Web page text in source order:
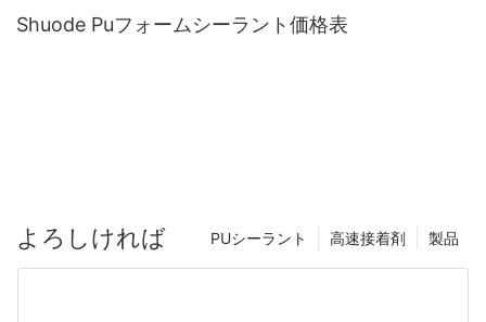
Shuode Puフォームシーラント価格表
よろしければ 製品
高速接着剤
PUシーラント